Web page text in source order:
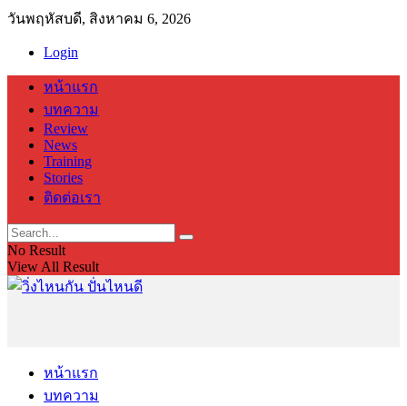
วันพฤหัสบดี, สิงหาคม 6, 2026
Login
หน้าแรก
บทความ
Review
News
Training
Stories
ติดต่อเรา
No Result
View All Result
หน้าแรก
บทความ